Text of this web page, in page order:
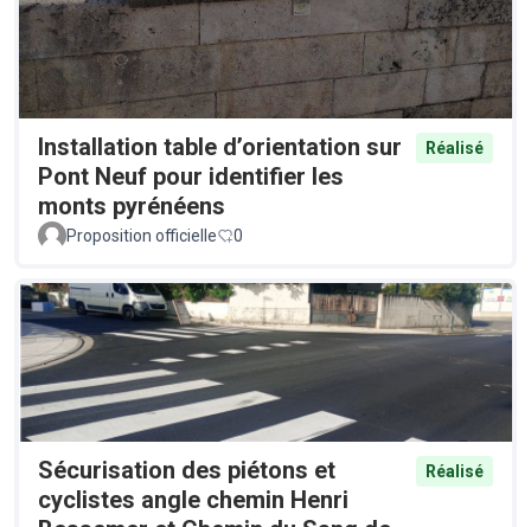
Installation table d’orientation sur
Pont Neuf pour identifier les
monts pyrénéens
Réalisé
Proposition officielle 0
Sécurisation des piétons et
cyclistes angle chemin Henri
Réalisé